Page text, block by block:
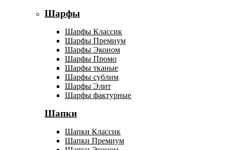
Шарфы
Шарфы Классик
Шарфы Премиум
Шарфы Эконом
Шарфы Промо
Шарфы тканые
Шарфы сублим
Шарфы Элит
Шарфы фактурные
Шапки
Шапки Классик
Шапки Премиум